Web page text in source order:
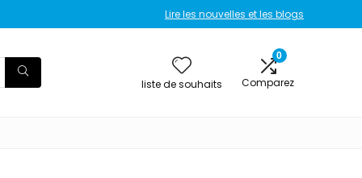
Lire les nouvelles et les blogs
liste de souhaits
0
Comparez